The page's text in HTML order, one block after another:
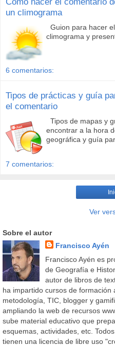
un climograma
Guion para hacer
climograma y
6 comentarios:
Tipos de prácticas y guía
el comentario
Tipos de mapas y
encontrar a la hora
geográfica y guía
7 comentarios:
Ver
Sobre el autor
Francisco Ayén
Francisco Ayén es
de Geografía e
autor de libros de
ha impartido cursos de formación
metodología, TIC, blogger y
ampliando la web de recursos
sube material educativo que
esquemas, actividades, etc.
tienen una licencia de libre uso